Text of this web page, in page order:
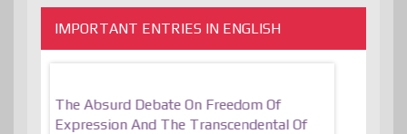
IMPORTANT ENTRIES IN ENGLISH
The Absurd Debate On Freedom Of
Expression And The Transcendental Of